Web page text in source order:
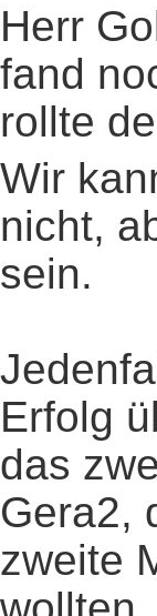
Herr
fand
rollte
Wir
nicht,
sein.
Erfolg
das
Gera2,
zweite